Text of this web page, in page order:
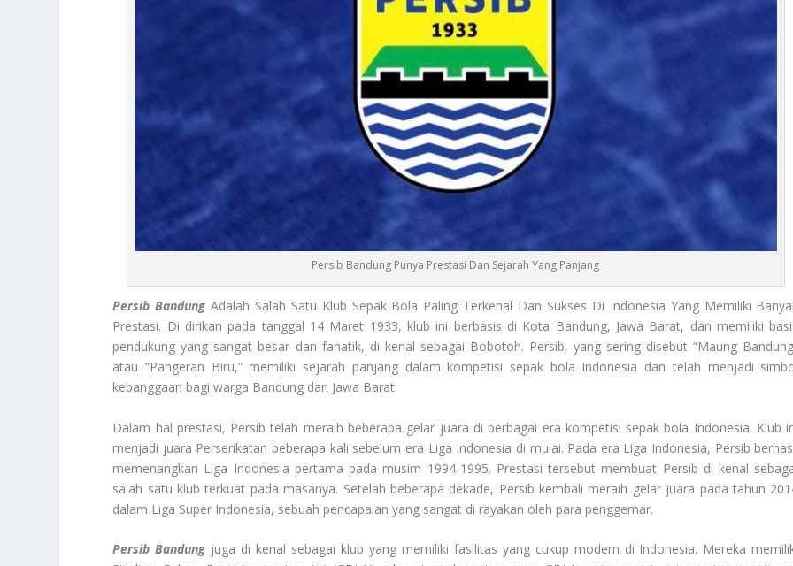
Persib Bandung Punya Prestasi Dan Sejarah Yang Panjang
Persib Bandung Adalah Salah Satu Klub Sepak Bola Paling Terkenal Dan Sukses Di Indonesia Yang Memiliki
Prestasi. Di dirikan pada tanggal 14 Maret 1933, klub ini berbasis di Kota Bandung, Jawa Barat, dan memiliki
pendukung yang sangat besar dan fanatik, di kenal sebagai Bobotoh. Persib, yang sering disebut “Maung
atau “Pangeran Biru,” memiliki sejarah panjang dalam kompetisi sepak bola Indonesia dan telah menjadi
kebanggaan bagi warga Bandung dan Jawa Barat.
Dalam hal prestasi, Persib telah meraih beberapa gelar juara di berbagai era kompetisi sepak bola Indonesia. Klub
menjadi juara Perserikatan beberapa kali sebelum era Liga Indonesia di mulai. Pada era Liga Indonesia, Persib
memenangkan Liga Indonesia pertama pada musim 1994-1995. Prestasi tersebut membuat Persib di kenal
salah satu klub terkuat pada masanya. Setelah beberapa dekade, Persib kembali meraih gelar juara pada tahun
dalam Liga Super Indonesia, sebuah pencapaian yang sangat di rayakan oleh para penggemar.
Persib Bandung juga di kenal sebagai klub yang memiliki fasilitas yang cukup modern di Indonesia. Mereka